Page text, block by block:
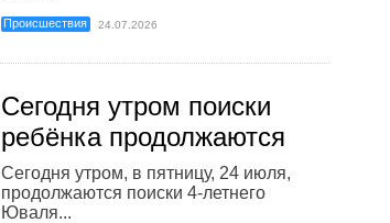
Происшествия 24.07.2026
Сегодня утром поиски
ребёнка продолжаются
Сегодня утром, в пятницу, 24 июля,
продолжаются поиски 4-летнего
Юваля...